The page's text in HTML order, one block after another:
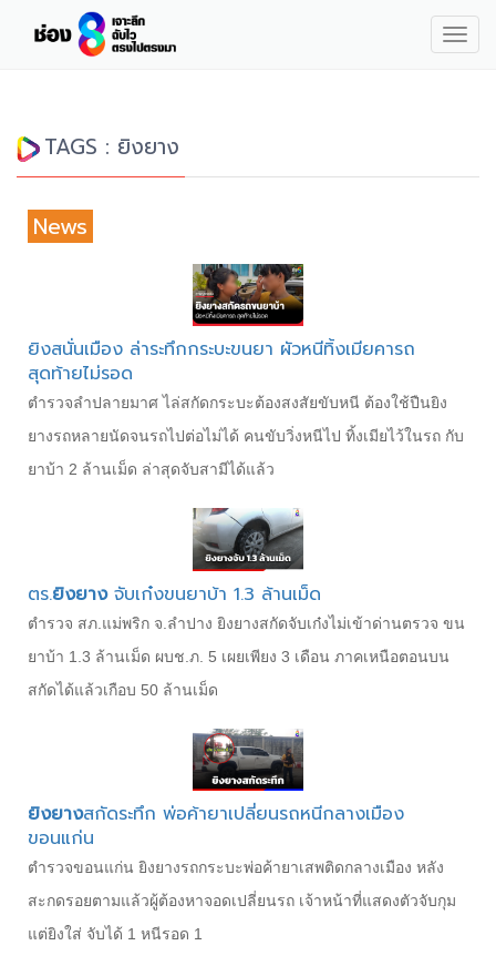
TAGS : ยิงยาง
News
ยิงสนั่นเมือง ล่าระทึกกระบะขนยา ผัวหนีทิ้งเมียคารถ
สุดท้ายไม่รอด
ตำรวจลำปลายมาศ ไล่สกัดกระบะต้องสงสัยขับหนี ต้องใช้ปืนยิง
ยางรถหลายนัดจนรถไปต่อไม่ได้ คนขับวิ่งหนีไป ทิ้งเมียไว้ในรถ กับ
ยาบ้า 2 ล้านเม็ด ล่าสุดจับสามีได้แล้ว
ตร.ยิงยางจับเก๋งขนยาบ้า 1.3 ล้านเม็ด
ตำรวจ สภ.แม่พริก จ.ลำปาง ยิงยางสกัดจับเก๋งไม่เข้าด่านตรวจ ขน
ยาบ้า 1.3 ล้านเม็ด ผบช.ภ. 5 เผยเพียง 3 เดือน ภาคเหนือตอนบน
สกัดได้แล้วเกือบ 50 ล้านเม็ด
ยิงยางสกัดระทึก พ่อค้ายาเปลี่ยนรถหนีกลางเมือง
ขอนแก่น
ตำรวจขอนแก่น ยิงยางรถกระบะพ่อค้ายาเสพติดกลางเมือง หลัง
สะกดรอยตามแล้วผู้ต้องหาจอดเปลี่ยนรถ เจ้าหน้าที่แสดงตัวจับกุม
แต่ยิงใส่ จับได้ 1 หนีรอด 1